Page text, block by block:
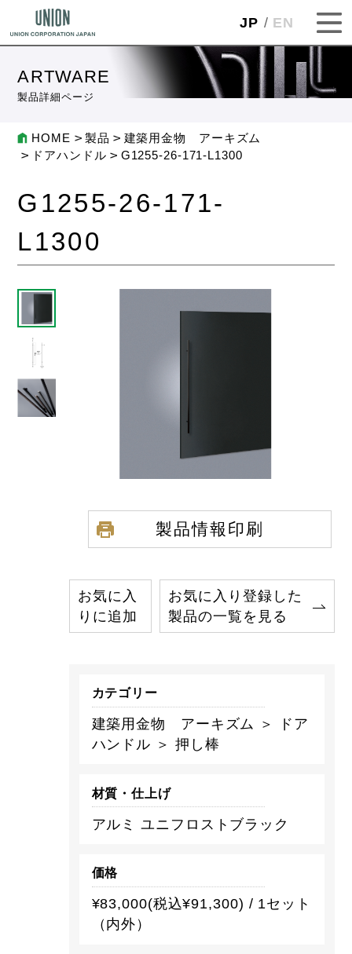
JP EN
ARTWARE
製品詳細ページ
HOME 製品
建築用金物 アーキズム
ドアハンドル
G1255-26-171-L1300
G1255-26-171-
L1300
製品情報印刷
お気に入
りに追加
お気に入り登録した
製品の一覧を見る
カテゴリー
建築用金物 アーキズム ＞ ドア
ハンドル ＞ 押し棒
材質・仕上げ
アルミ ユニフロストブラック
価格
¥83,000(税込¥91,300) / 1セット
（内外）